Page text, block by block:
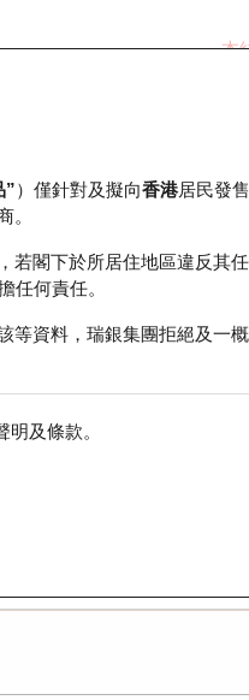
本
”）僅針對及擬向香港居民發
。
若閣下於所居住地區違反其
任何責任。
等資料，瑞銀集團拒絕及一
明及條款。